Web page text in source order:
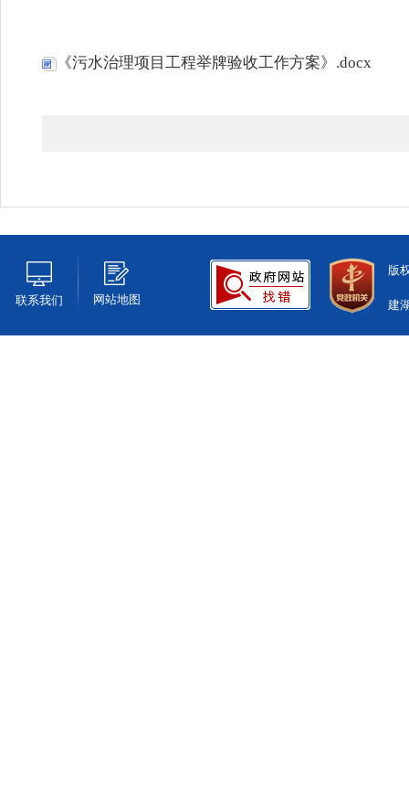
《污水治理项目工程举牌验收工作方案》.docx
联系我们 网站地图
版
建